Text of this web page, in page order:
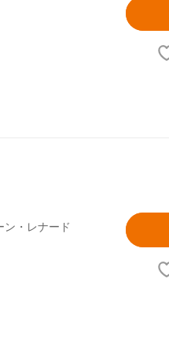
ン・レナード